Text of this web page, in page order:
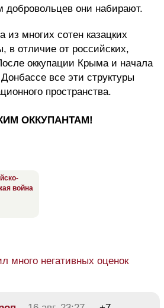
добровольцев они набирают.
из многих сотен казацких
в отличие от российских,
оккупации Крыма и начала
все эти структуры
пространства.
ОККУПАНТАМ!
война
много негативных оценок